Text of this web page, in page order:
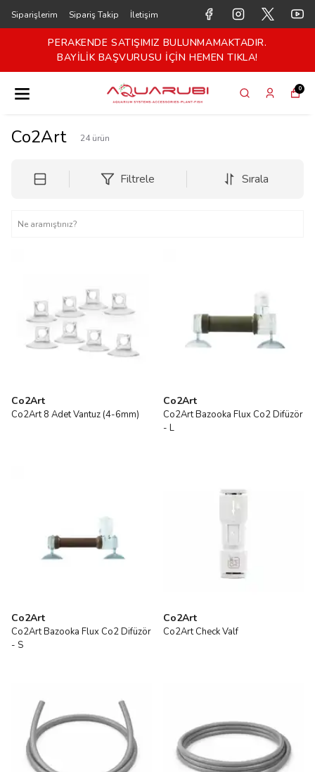
Siparişlerim Sipariş Takip İletişim
PERAKENDE SATIŞIMIZ BULUNMAMAKTADIR.
BAYİLİK BAŞVURUSU İÇİN HEMEN TIKLA!
0
Co2Art 24 ürün
Filtrele Sırala
Co2Art
Co2Art 8 Adet Vantuz (4-6mm)
Co2Art
Co2Art Bazooka Flux Co2 Difüzör
- L
Co2Art
Co2Art Bazooka Flux Co2 Difüzör
- S
Co2Art
Co2Art Check Valf